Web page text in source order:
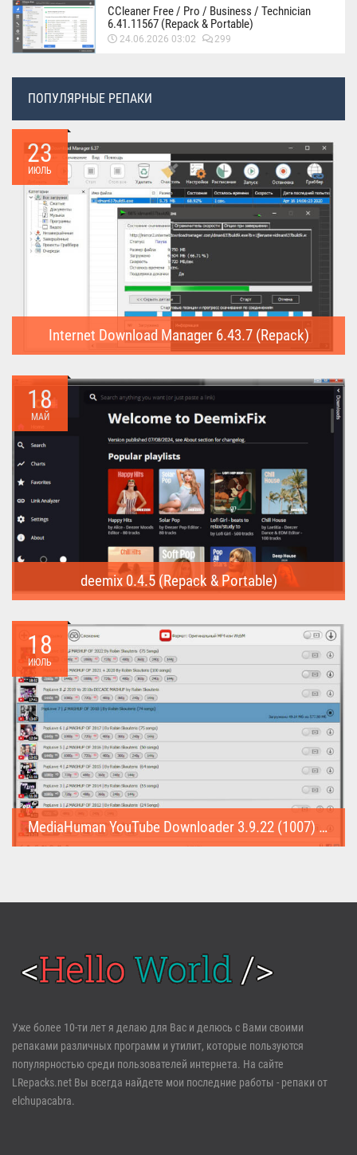
CCleaner Free / Pro / Business / Technician
6.41.11567 (Repack & Portable)
24.06.2026 03:02 299
ПОПУЛЯРНЫЕ РЕПАКИ
23
ИЮЛЬ
Internet Download Manager 6.43.7 (Repack)
предназначена для...
18
МАЙ
deemix 0.4.5 (Repack & Portable)
треки...
18
ИЮЛЬ
MediaHuman YouTube Downloader 3.9.22 (1007) (Repack & Portable)
Войти
Регистрация
Забыли пароль?
Уже более 10-ти лет я делаю для Вас и делюсь с Вами своими
репаками различных программ и утилит, которые пользуются
популярностью среди пользователей интернета. На сайте
LRepacks.net Вы всегда найдете мои последние работы - репаки от
elchupacabra.